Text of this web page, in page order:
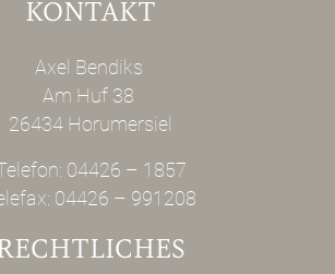
KONTAKT
Axel Bendiks
Am Huf 38
26434 Horumersiel
04426 – 1857
04426 – 991208